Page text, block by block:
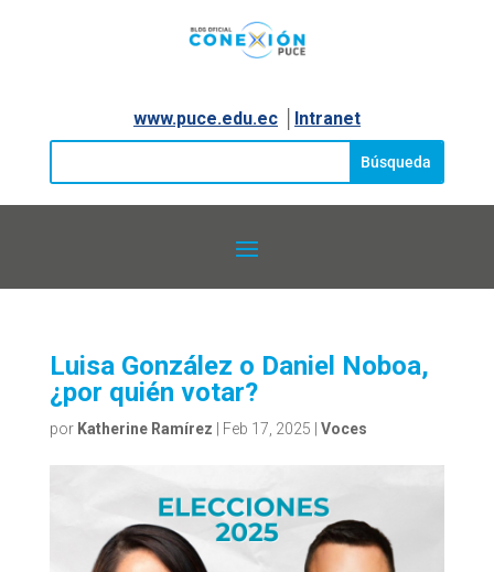
www.puce.edu.ec│ Intranet
Luisa González o Daniel Noboa,
¿por quién votar?
por Katherine Ramírez Feb 17, 2025 Voces